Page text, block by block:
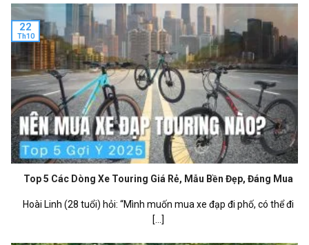
Top 5 Các Dòng Xe Touring Giá Rẻ, Mẫu Bền Đẹp, Đáng Mua
Hoài Linh (28 tuổi) hỏi: “Mình muốn mua xe đạp đi phố, có thể đi
[...]
22
Th10